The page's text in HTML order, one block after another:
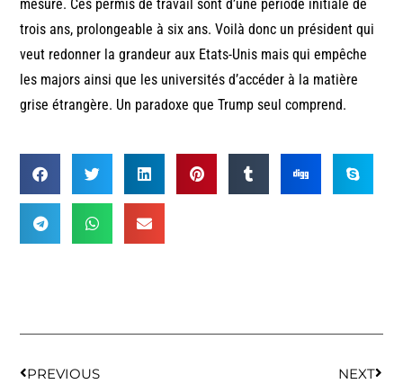
mesure. Ces permis de travail sont d’une période initiale de
trois ans, prolongeable à six ans. Voilà donc un président qui
veut redonner la grandeur aux Etats-Unis mais qui empêche
les majors ainsi que les universités d’accéder à la matière
grise étrangère. Un paradoxe que Trump seul comprend.
PREVIOUS NEXT